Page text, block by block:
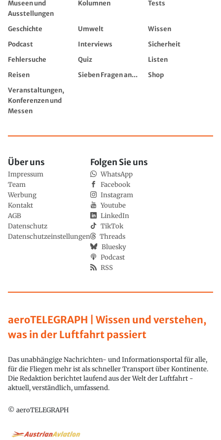
Museen und
Ausstellungen
Kolumnen Tests
Geschichte Umwelt
Wissen
Podcast
Interviews
Sicherheit
Fehlersuche
Quiz
Listen
Reisen
Sieben Fragen an...
Shop
Veranstaltungen,
Konferenzen und
Messen
aeroTELEGRAPH | Wissen und verstehen,
was in der Luftfahrt passiert
Das unabhängige Nachrichten- und Informationsportal für alle,
für die Fliegen mehr ist als schneller Transport über Kontinente.
Die Redaktion berichtet laufend aus der Welt der Luftfahrt -
aktuell, verständlich, umfassend.
© aeroTELEGRAPH
Über uns
Impressum
Team
Werbung
Kontakt
AGB
Datenschutz
Datenschutzeinstellungen
Folgen Sie uns
WhatsApp
Facebook
Instagram
Youtube
LinkedIn
TikTok
Threads
Bluesky
Podcast
RSS